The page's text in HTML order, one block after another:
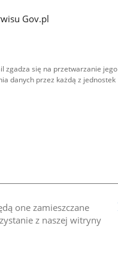
one zamieszczane
z naszej witryny
Gov.pl
zgadza się na przetwarzanie jego
danych przez każdą z jednostek